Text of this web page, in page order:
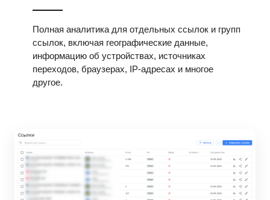
Полная аналитика для отдельных ссылок и групп
ссылок, включая географические данные,
информацию об устройствах, источниках
переходов, браузерах, IP-адресах и многое
другое.